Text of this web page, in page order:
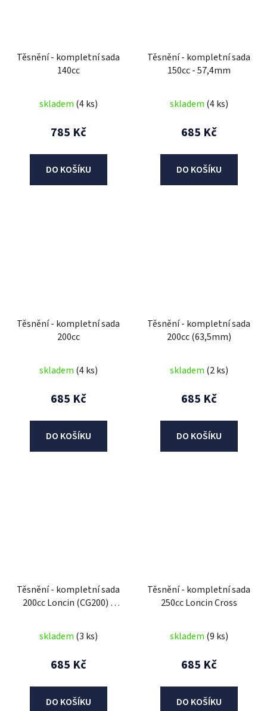
Těsnění - kompletní sada
140cc
skladem (4 ks)
785 Kč
DO KOŠÍKU
Těsnění - kompletní sada
150cc - 57,4mm
skladem (4 ks)
685 Kč
DO KOŠÍKU
Těsnění - kompletní sada
200cc
skladem (4 ks)
685 Kč
DO KOŠÍKU
Těsnění - kompletní sada
200cc (63,5mm)
skladem (2 ks)
685 Kč
DO KOŠÍKU
Těsnění - kompletní sada
200cc Loncin (CG200) -
skladem (3 ks)
685 Kč
DO KOŠÍKU
Těsnění - kompletní sada
250cc Loncin Cross
skladem (9 ks)
685 Kč
DO KOŠÍKU